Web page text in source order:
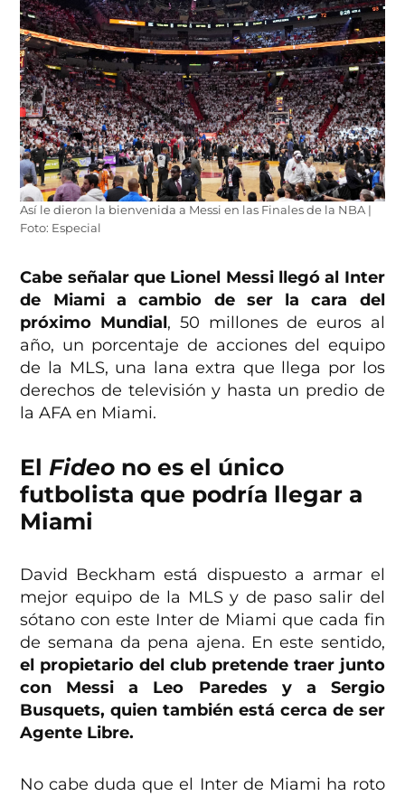
Así le dieron la bienvenida a Messi en las Finales de la NBA |
Foto: Especial
Cabe señalar que Lionel Messi llegó al Inter
de Miami a cambio de ser la cara del
próximo Mundial, 50 millones de euros al
año, un porcentaje de acciones del equipo
de la MLS, una lana extra que llega por los
derechos de televisión y hasta un predio de
la AFA en Miami.
ElFideo no es el único
futbolista que podría llegar a
Miami
David Beckham está dispuesto a armar el
mejor equipo de la MLS y de paso salir del
sótano con este Inter de Miami que cada fin
de semana da pena ajena. En este sentido,
el propietario del club pretende traer junto
con Messi a Leo Paredes y a Sergio
Busquets, quien también está cerca de ser
Agente Libre.
No cabe duda que el Inter de Miami ha roto